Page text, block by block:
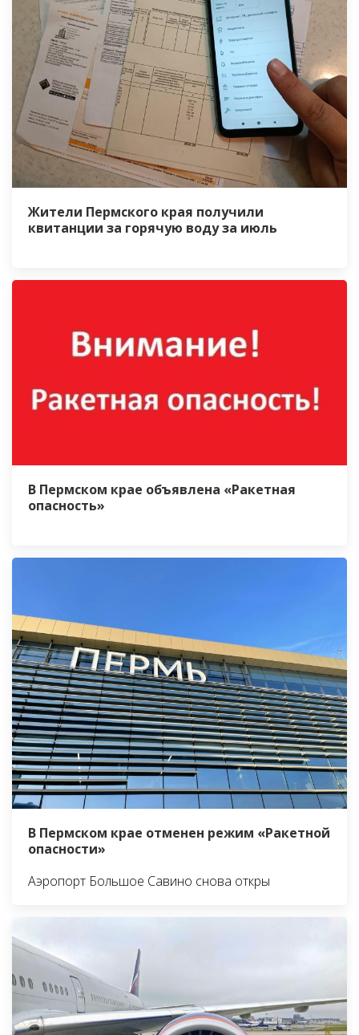
Жители Пермского края получили
квитанции за горячую воду за июль
В Пермском крае объявлена «Ракетная
опасность»
В Пермском крае отменен режим «Ракетной
опасности»
Аэропорт Большое Савино снова откры